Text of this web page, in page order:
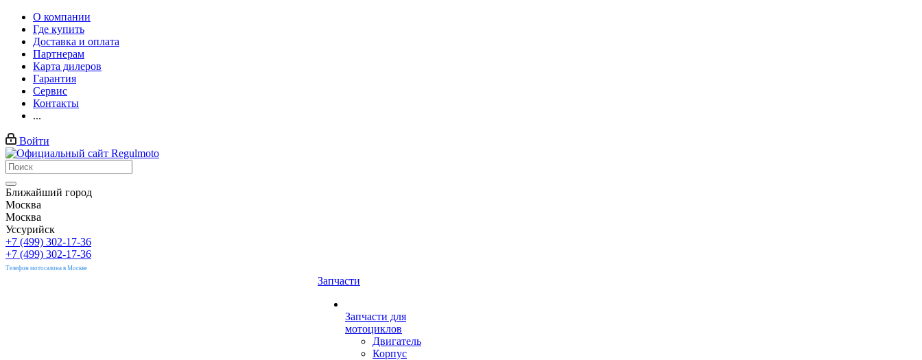
О компании
Где купить
Доставка и оплата
Партнерам
Карта дилеров
Гарантия
Сервис
Контакты
...
Войти
Ближайший город
Москва
Москва
Уссурийск
+7 (499) 302-17-36
+7 (499) 302-17-36
Телефон мотосалона в Москве
Запчасти
Запчасти для
мотоциклов
Двигатель
Корпус